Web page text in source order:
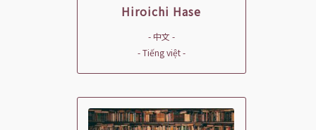
Hiroichi Hase
- 中文 -
- Tiếng việt -